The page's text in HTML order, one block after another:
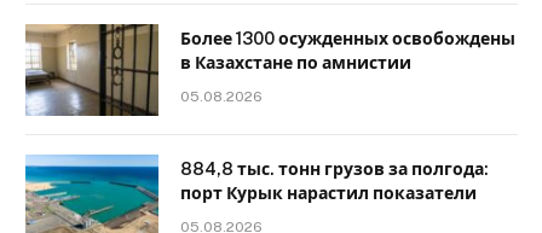
Более 1300 осужденных освобождены
в Казахстане по амнистии
05.08.2026
884,8 тыс. тонн грузов за полгода:
порт Курык нарастил показатели
05.08.2026